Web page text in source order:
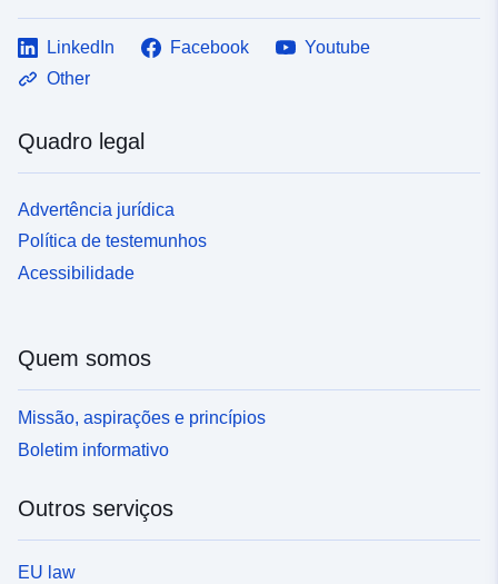
LinkedIn Facebook
Youtube
Other
Quadro legal
Advertência jurídica
Política de testemunhos
Acessibilidade
Quem somos
Missão, aspirações e princípios
Boletim informativo
Outros serviços
EU law